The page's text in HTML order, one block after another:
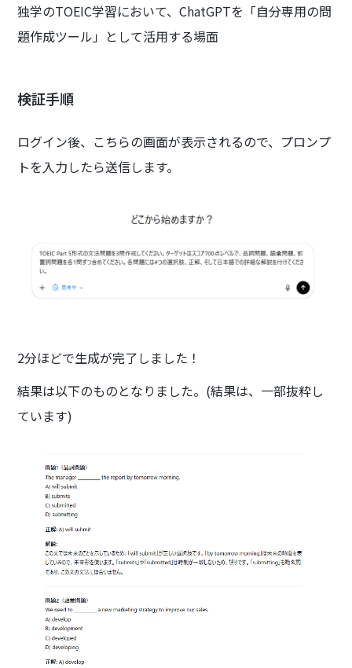
独学のTOEIC学習において、ChatGPTを「自分専用の問
題作成ツール」として活用する場面
検証手順
ログイン後、こちらの画面が表示されるので、プロンプ
トを入力したら送信します。
2分ほどで生成が完了しました！
結果は以下のものとなりました。(結果は、一部抜粋し
ています)